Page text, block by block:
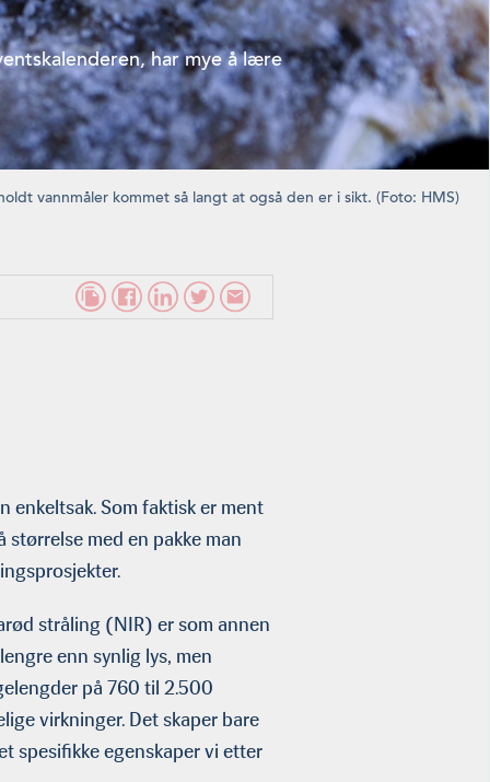
har mye å lære
vannmåler kommet så langt at også den er i sikt. (Foto: HMS)
enkeltsak. Som faktisk er ment
størrelse med en pakke man
stråling (NIR) er som annen
enn synlig lys, men
på 760 til 2.500
virkninger. Det skaper bare
spesifikke egenskaper vi etter